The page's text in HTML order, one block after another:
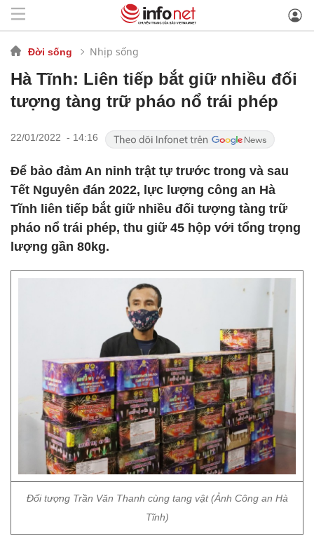
Đời sống Nhịp sống
Hà Tĩnh: Liên tiếp bắt giữ nhiều đối
tượng tàng trữ pháo nổ trái phép
22/01/2022 - 14:16
Để bảo đảm An ninh trật tự trước trong và sau
Tết Nguyên đán 2022, lực lượng công an Hà
Tĩnh liên tiếp bắt giữ nhiều đối tượng tàng trữ
pháo nổ trái phép, thu giữ 45 hộp với tổng trọng
lượng gần 80kg.
Đối tượng Trần Văn Thanh cùng tang vật (Ảnh Công an Hà
Tĩnh)